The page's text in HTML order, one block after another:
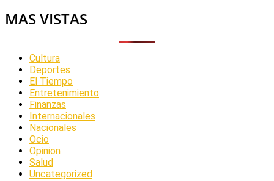
MAS VISTAS
Cultura
Deportes
El Tiempo
Entretenimiento
Finanzas
Internacionales
Nacionales
Ocio
Opinion
Salud
Uncategorized